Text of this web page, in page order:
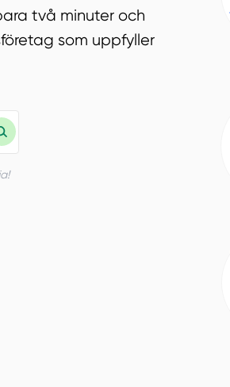
två minuter och
som uppfyller